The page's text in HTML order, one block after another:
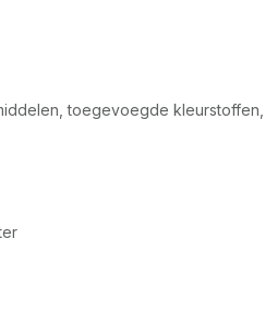
toegevoegde kleurstoffen,